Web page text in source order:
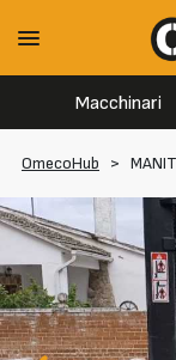
Macchinari
OmecoHub >